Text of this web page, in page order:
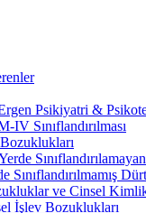
Psikiyatri &
IV Sınıflandırılması
Sınıflandırılmamış
ve Cinsel
İşlev Bozuklukları